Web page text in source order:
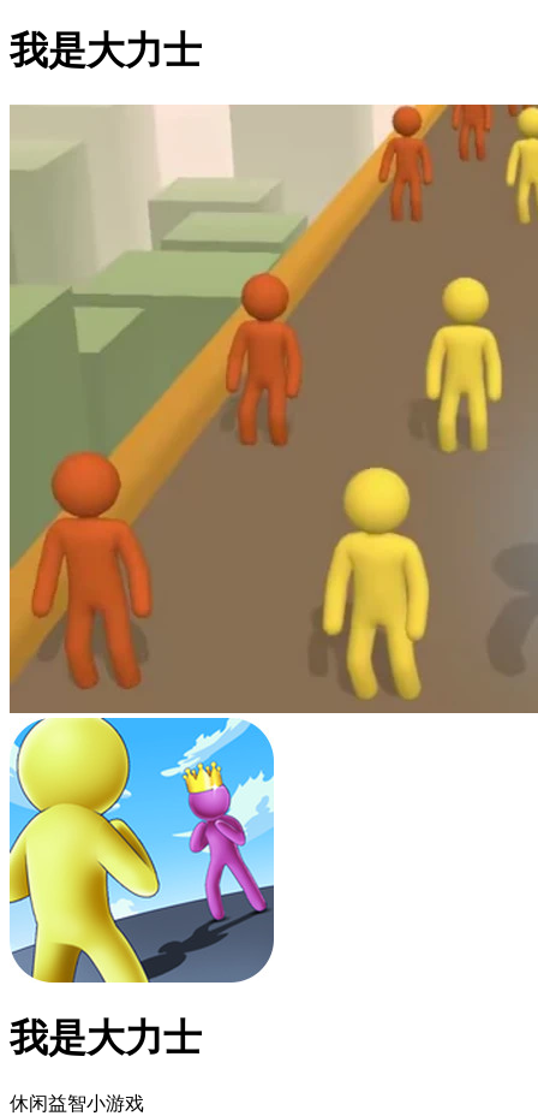
我是大力士
我是大力士
休闲益智小游戏